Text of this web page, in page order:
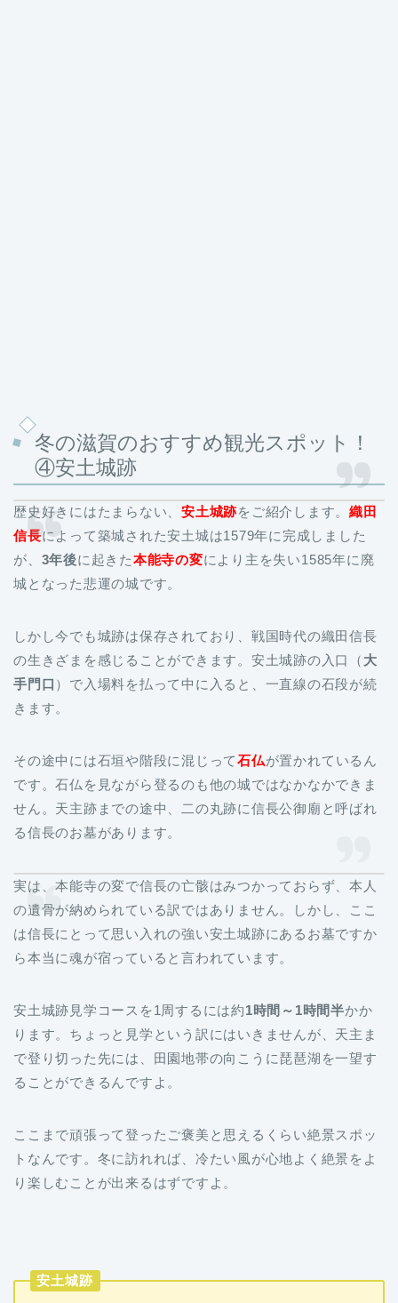
冬の滋賀のおすすめ観光スポット！
④安土城跡
歴史好きにはたまらない、安土城跡をご紹介します。織田
信長によって築城された安土城は1579年に完成しました
が、 3年後に起きた本能寺の変により主を失い1585年に廃
城となった悲運の城です。
しかし今でも城跡は保存されており、戦国時代の織田信長
の生きざまを感じることができます。安土城跡の入口（ 大
手門口 ）で入場料を払って中に入ると、一直線の石段が続
きます。
その途中には石垣や階段に混じって石仏が置かれているん
です。石仏を見ながら登るのも他の城ではなかなかできま
せん。天主跡までの途中、二の丸跡に信長公御廟と呼ばれ
る信長のお墓があります。
実は、本能寺の変で信長の亡骸はみつかっておらず、本人
の遺骨が納められている訳ではありません。しかし、ここ
は信長にとって思い入れの強い安土城跡にあるお墓ですか
ら本当に魂が宿っていると言われています。
安土城跡見学コースを1周するには約1時間～1時間半かか
ります。ちょっと見学という訳にはいきませんが、天主ま
で登り切った先には、田園地帯の向こうに琵琶湖を一望す
ることができるんですよ。
ここまで頑張って登ったご褒美と思えるくらい絶景スポッ
トなんです。冬に訪れれば、冷たい風が心地よく絶景をよ
り楽しむことが出来るはずですよ。
安土城跡